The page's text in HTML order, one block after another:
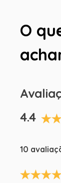
O
4.4
10